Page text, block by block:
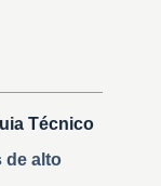
Técnico
de alto